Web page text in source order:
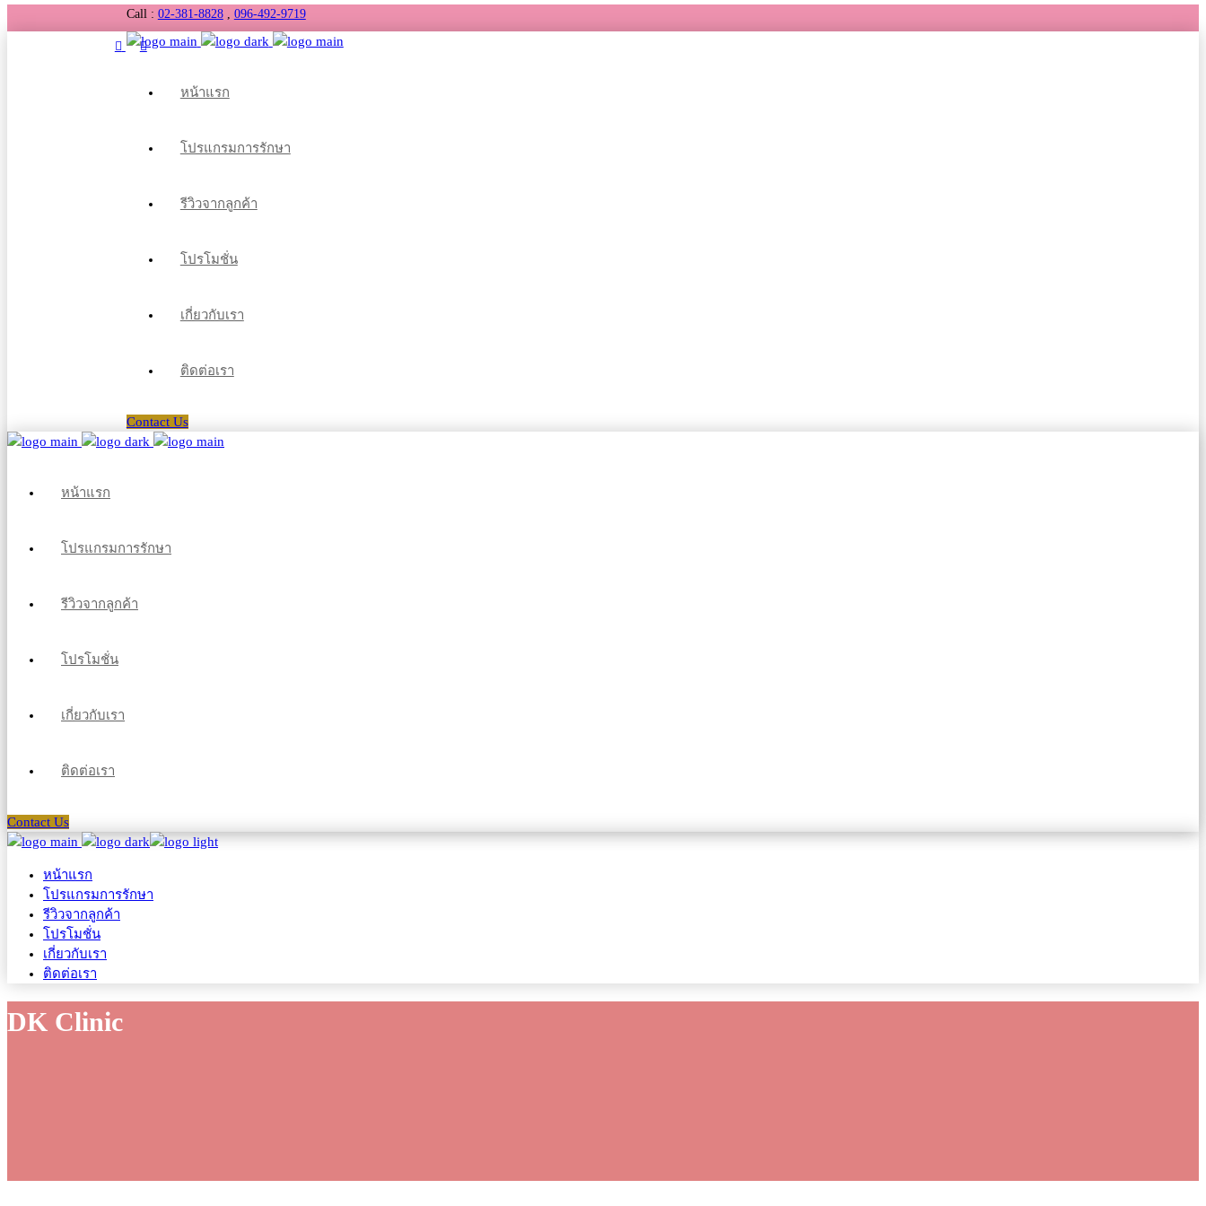
Call : 02-381-8828, 096-492-9719
หน้าแรก
โปรแกรมการรักษา
รีวิวจากลูกค้า
โปรโมชั่น
เกี่ยวกับเรา
ติดต่อเรา
Contact Us
หน้าแรก
โปรแกรมการรักษา
รีวิวจากลูกค้า
โปรโมชั่น
เกี่ยวกับเรา
ติดต่อเรา
Contact Us
หน้าแรก
โปรแกรมการรักษา
รีวิวจากลูกค้า
โปรโมชั่น
เกี่ยวกับเรา
ติดต่อเรา
DK Clinic